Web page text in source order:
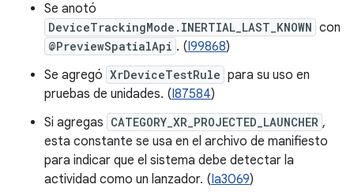
Se anotó
DeviceTrackingMode.INERTIAL_LAST_KNOWN con
@PreviewSpatialApi . (I99868)
Se agregó XrDeviceTestRule para su uso en
pruebas de unidades. (I87584)
Si agregas CATEGORY_XR_PROJECTED_LAUNCHER ,
esta constante se usa en el archivo de manifiesto
para indicar que el sistema debe detectar la
actividad como un lanzador. (Ia3069)